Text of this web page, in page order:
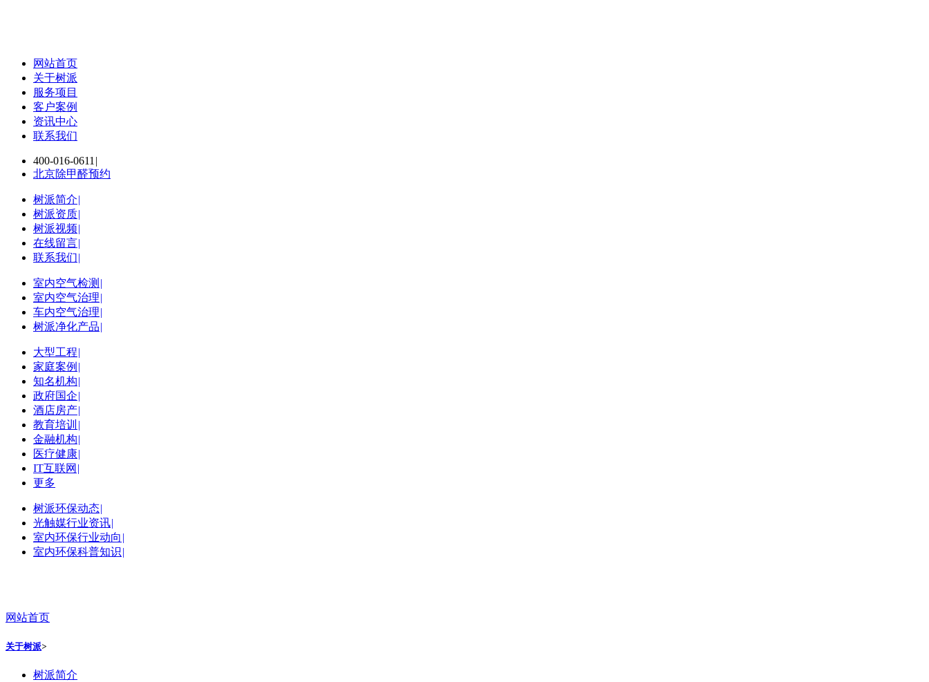
网站首页
关于树派
服务项目
客户案例
资讯中心
联系我们
400-016-0611 |
北京除甲醛预约
树派简介|
树派资质|
树派视频|
在线留言|
联系我们|
室内空气检测 |
室内空气治理|
车内空气治理|
树派净化产品|
大型工程|
家庭案例 |
知名机构|
政府国企|
酒店房产|
教育培训 |
金融机构|
医疗健康|
IT互联网 |
更多
树派环保动态|
光触媒行业资讯|
室内环保行业动向 |
室内环保科普知识|
网站首页
关于树派>
树派简介